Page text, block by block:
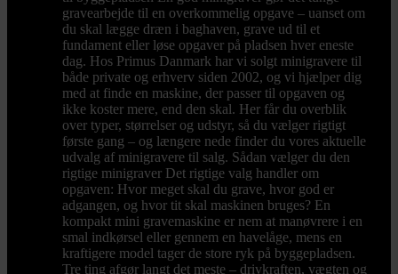
gravearbejde til en overkommelig opgave – uanset om
du skal lægge dræn i baghaven, grave ud til et
fundament eller løse opgaver på pladsen hver eneste
dag. Hos Primus Danmark har vi solgt minigravere til
både private og erhverv siden 2002, og vi hjælper dig
med at finde en maskine, der passer til opgaven og
ikke koster mere, end den skal. Her får du overblik
over typer, størrelser og udstyr, så du vælger rigtigt
første gang – og længere nede finder du vores aktuelle
udvalg af minigravere til salg. Sådan vælger du den
rigtige minigraver Det rigtige valg handler om
opgaven: Hvor meget skal du grave, hvor god er
adgangen, og hvor tit skal maskinen bruges? En
kompakt mini gravemaskine er nem at manøvrere i en
smal indkørsel eller gennem en havelåge, mens en
kraftigere model tager de store ryk på byggepladsen.
Tre ting afgør langt det meste – drivkraften, vægten og